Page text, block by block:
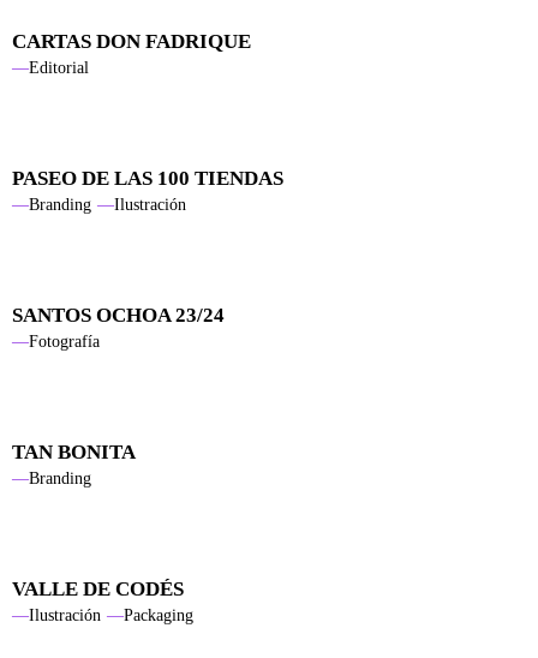
CARTAS DON FADRIQUE
Editorial
PASEO DE LAS 100 TIENDAS
Branding Ilustración
SANTOS OCHOA 23/24
Fotografía
TAN BONITA
Branding
VALLE DE CODÉS
Ilustración Packaging